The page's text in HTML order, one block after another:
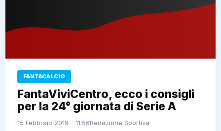
FANTACALCIO
FantaViviCentro, ecco i consigli
per la 24° giornata di Serie A
15 Febbraio 2019 - 11:56Redazione Sportiva